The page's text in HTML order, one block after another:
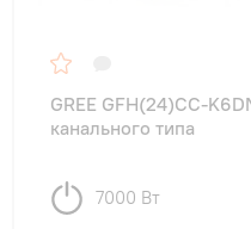
GREE GFH(24)CC-
канального типа
7000 Вт